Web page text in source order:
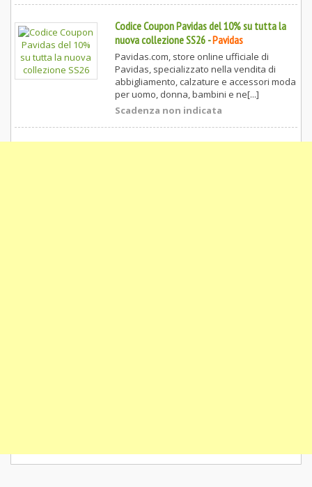
Codice Coupon Pavidas del 10% su tutta la
nuova collezione SS26-Pavidas
Pavidas.com, store online ufficiale di
Pavidas, specializzato nella vendita di
abbigliamento, calzature e accessori moda
per uomo, donna, bambini e ne[...]
Scadenza non indicata